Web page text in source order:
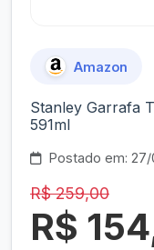
Amazon
Stanley Garrafa
591ml
Postado em:
R$ 259,00
R$